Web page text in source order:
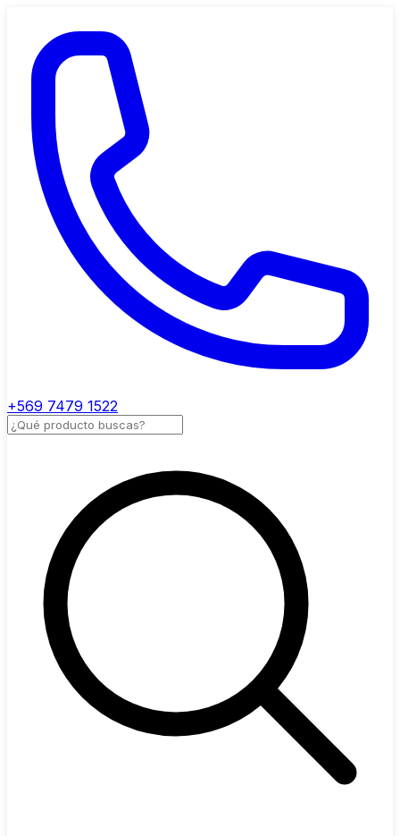
+569 7479 1522
Buscar productos